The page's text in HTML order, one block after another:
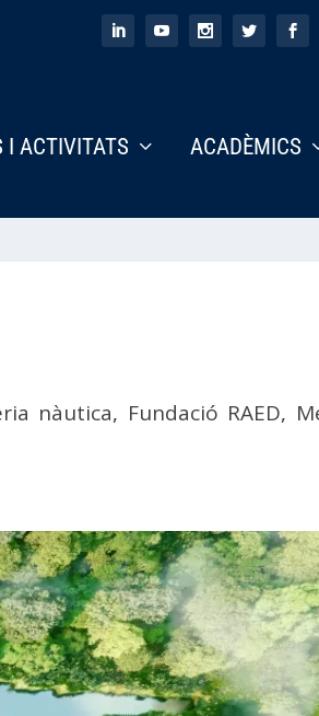
I ACTIVITATS ACADÈMICS
nàutica, Fundació RAED,